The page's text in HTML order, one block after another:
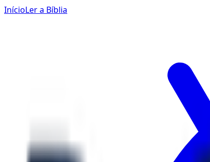
InícioLer a Bíblia